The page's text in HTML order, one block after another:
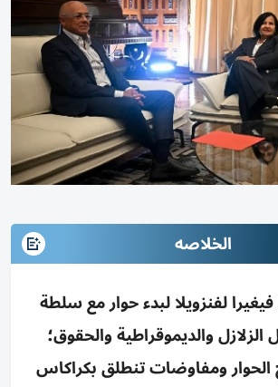
الخلاصه
لفنزويلا لبدء حوار مع سلطة
الزلازل والديموقراطية والحقوق؛
الحوار ومفاوضات تنطلق بكراكاس